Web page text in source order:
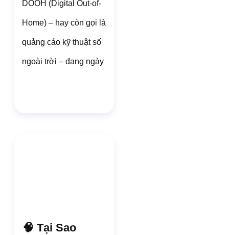
DOOH (Digital Out-of-
Home) – hay còn gọi là
quảng cáo kỹ thuật số
ngoài trời – đang ngày
🧠 Tại Sao